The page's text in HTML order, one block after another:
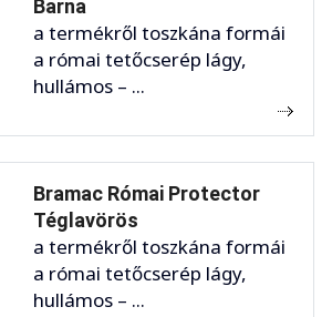
Barna
a termékről toszkána formái
a római tetőcserép lágy,
hullámos – ...
Bramac Római Protector
Téglavörös
a termékről toszkána formái
a római tetőcserép lágy,
hullámos – ...